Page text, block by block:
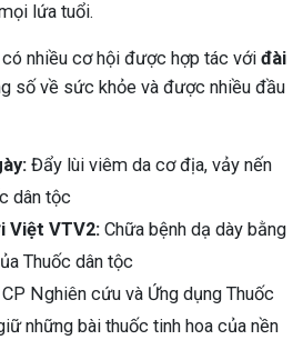
lứa tuổi.
nhiều cơ hội được hợp tác với đài
số về sức khỏe và được nhiều đầu
Đẩy lùi viêm da cơ địa, vảy nến
dân tộc
Việt VTV2: Chữa bệnh dạ dày bằng
Thuốc dân tộc
Nghiên cứu và Ứng dụng Thuốc
những bài thuốc tinh hoa của nền